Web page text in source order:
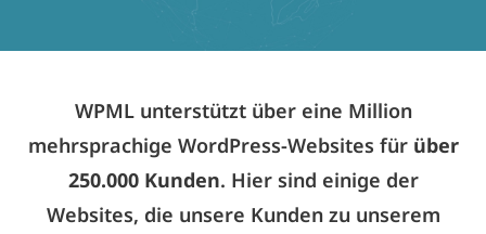
WPML unterstützt über eine Million
mehrsprachige WordPress-Websites für über
250.000 Kunden. Hier sind einige der
Websites, die unsere Kunden zu unserem